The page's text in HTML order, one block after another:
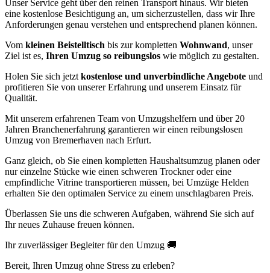
Unser Service geht über den reinen Transport hinaus. Wir bieten
eine kostenlose Besichtigung an, um sicherzustellen, dass wir Ihre
Anforderungen genau verstehen und entsprechend planen können.
Vom kleinen Beistelltisch bis zur kompletten Wohnwand, unser
Ziel ist es, Ihren Umzug so reibungslos wie möglich zu gestalten.
Holen Sie sich jetzt kostenlose und unverbindliche Angebote und
profitieren Sie von unserer Erfahrung und unserem Einsatz für
Qualität.
Mit unserem erfahrenen Team von Umzugshelfern und über 20
Jahren Branchenerfahrung garantieren wir einen reibungslosen
Umzug von Bremerhaven nach Erfurt.
Ganz gleich, ob Sie einen kompletten Haushaltsumzug planen oder
nur einzelne Stücke wie einen schweren Trockner oder eine
empfindliche Vitrine transportieren müssen, bei Umzüge Helden
erhalten Sie den optimalen Service zu einem unschlagbaren Preis.
Überlassen Sie uns die schweren Aufgaben, während Sie sich auf
Ihr neues Zuhause freuen können.
Ihr zuverlässiger Begleiter für den Umzug 🚚
Bereit, Ihren Umzug ohne Stress zu erleben?